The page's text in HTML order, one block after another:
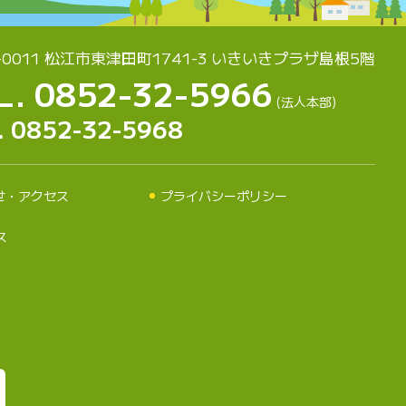
松江市東津田町1741-3 いきいきプラザ島根5階
0852-32-5966 (法人本部)
0852-32-5968
・アクセス プライバシーポリシー